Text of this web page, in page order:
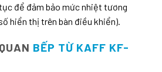
để đảm bảo mức nhiệt tương
hiển thị trên bàn điều khiển).
BẾP TỪ KAFF KF-